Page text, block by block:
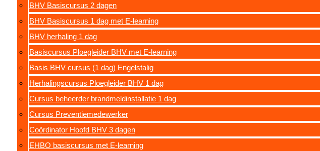
BHV Basiscursus 2 dagen
BHV Basiscursus 1 dag met E-learning
BHV herhaling 1 dag
Basiscursus Ploegleider BHV met E-learning
Basis BHV cursus (1 dag) Engelstalig
Herhalingscursus Ploegleider BHV 1 dag
Cursus beheerder brandmeldinstallatie 1 dag
Cursus Preventiemedewerker
Coördinator Hoofd BHV 3 dagen
EHBO basiscursus met E-learning